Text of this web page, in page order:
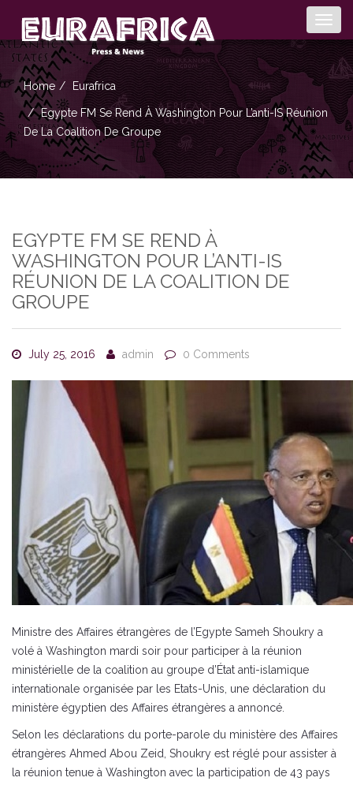
Home Eurafrica
Egypte FM Se Rend À Washington Pour L’anti-IS Réunion
De La Coalition De Groupe
EGYPTE FM SE REND À
WASHINGTON POUR L’ANTI-IS
RÉUNION DE LA COALITION DE
GROUPE
July 25, 2016 admin 0 Comments
Ministre des Affaires étrangères de l’Egypte Sameh Shoukry a
volé à Washington mardi soir pour participer à la réunion
ministérielle de la coalition au groupe d’État anti-islamique
internationale organisée par les Etats-Unis, une déclaration du
ministère égyptien des Affaires étrangères a annoncé.
Selon les déclarations du porte-parole du ministère des Affaires
étrangères Ahmed Abou Zeid, Shoukry est réglé pour assister à
la réunion tenue à Washington avec la participation de 43 pays